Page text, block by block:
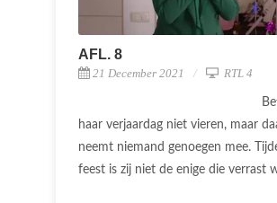
AFL. 8
21 December 2021 RTL 4
haar verjaardag niet vieren, maar
neemt niemand genoegen mee.
feest is zij niet de enige die verrast